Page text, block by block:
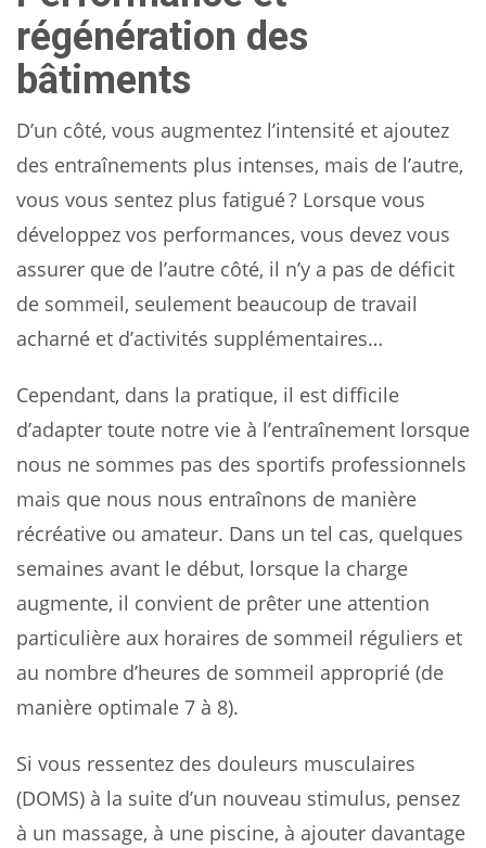
régénération des
bâtiments
D’un côté, vous augmentez l’intensité et ajoutez
des entraînements plus intenses, mais de l’autre,
vous vous sentez plus fatigué ? Lorsque vous
développez vos performances, vous devez vous
assurer que de l’autre côté, il n’y a pas de déficit
de sommeil, seulement beaucoup de travail
acharné et d’activités supplémentaires…
Cependant, dans la pratique, il est difficile
d’adapter toute notre vie à l’entraînement lorsque
nous ne sommes pas des sportifs professionnels
mais que nous nous entraînons de manière
récréative ou amateur. Dans un tel cas, quelques
semaines avant le début, lorsque la charge
augmente, il convient de prêter une attention
particulière aux horaires de sommeil réguliers et
au nombre d’heures de sommeil approprié (de
manière optimale 7 à 8).
Si vous ressentez des douleurs musculaires
(DOMS) à la suite d’un nouveau stimulus, pensez
à un massage, à une piscine, à ajouter davantage